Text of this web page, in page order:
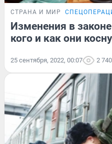
СТРАНА И МИР
Изменения в
кого и как они
25 сентября, 2022, 00:07 2 740